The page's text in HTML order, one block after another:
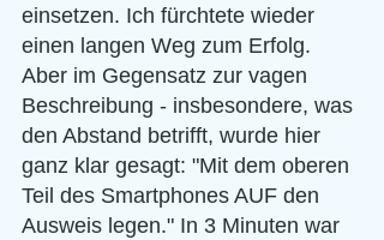
einsetzen. Ich fürchtete wieder
einen langen Weg zum Erfolg.
Aber im Gegensatz zur vagen
Beschreibung - insbesondere, was
den Abstand betrifft, wurde hier
ganz klar gesagt: "Mit dem oberen
Teil des Smartphones AUF den
Ausweis legen." In 3 Minuten war